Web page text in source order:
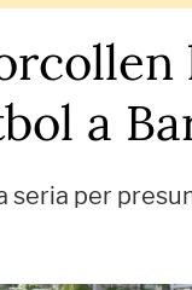
a
seria per